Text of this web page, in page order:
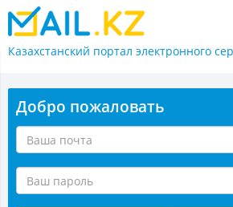
Казахстанский портал электронного
Добро пожаловать